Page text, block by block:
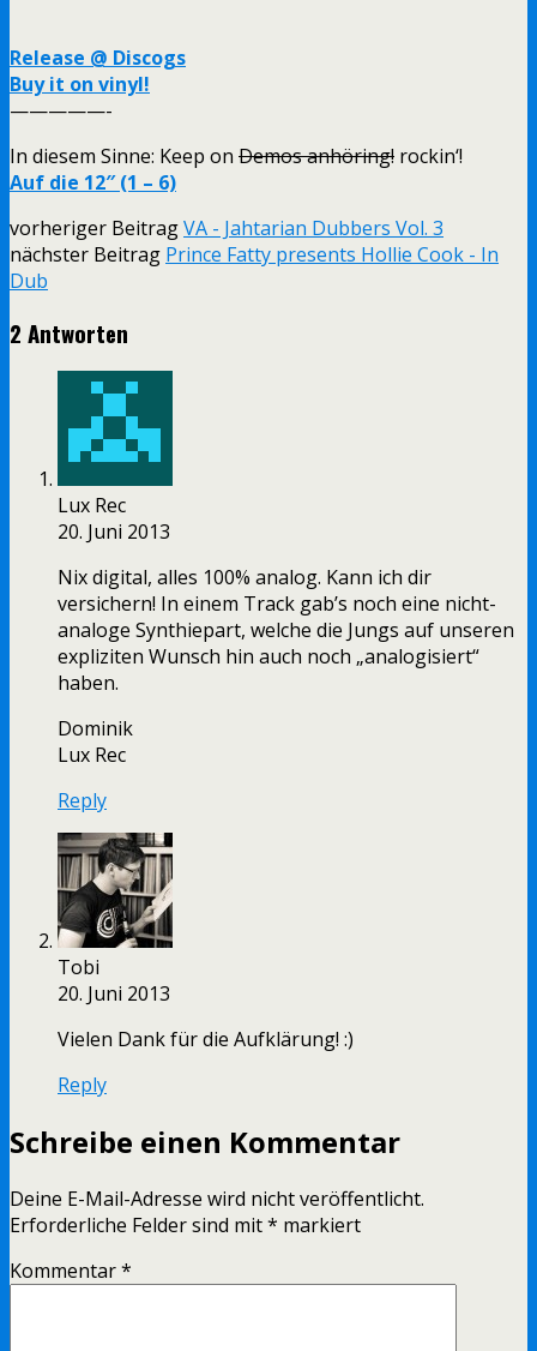
Release @ Discogs
Buy it on vinyl!
—————-
In diesem Sinne: Keep on Demos anhöring! rockin‘!
Auf die 12″ (1 – 6)
vorheriger BeitragVA - Jahtarian Dubbers Vol. 3
nächster Beitrag Prince Fatty presents Hollie Cook - In
Dub
2 Antworten
Lux Rec
20. Juni 2013
Nix digital, alles 100% analog. Kann ich dir
versichern! In einem Track gab’s noch eine nicht-
analoge Synthiepart, welche die Jungs auf unseren
expliziten Wunsch hin auch noch „analogisiert“
haben.
Dominik
Lux Rec
Reply
Tobi
20. Juni 2013
Vielen Dank für die Aufklärung! :)
Reply
Schreibe einen Kommentar
Deine E-Mail-Adresse wird nicht veröffentlicht.
Erforderliche Felder sind mit* markiert
Kommentar*